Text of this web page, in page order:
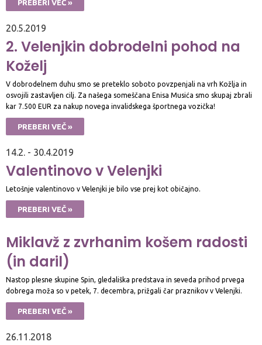
PREBERI VEČ »
20.5.2019
2. Velenjkin dobrodelni pohod na
Koželj
V dobrodelnem duhu smo se preteklo soboto povzpenjali na vrh Kožlja in
osvojili zastavljen cilj. Za našega someščana Enisa Musića smo skupaj zbrali
kar 7.500 EUR za nakup novega invalidskega športnega vozička!
PREBERI VEČ »
14.2. - 30.4.2019
Valentinovo v Velenjki
Letošnje valentinovo v Velenjki je bilo vse prej kot običajno.
PREBERI VEČ »
Miklavž z zvrhanim košem radosti
(in daril)
Nastop plesne skupine Spin, gledališka predstava in seveda prihod prvega
dobrega moža so v petek, 7. decembra, prižgali čar praznikov v Velenjki.
PREBERI VEČ »
26.11.2018